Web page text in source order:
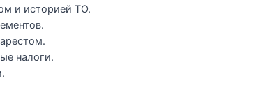
и историей ТО.
налоги.